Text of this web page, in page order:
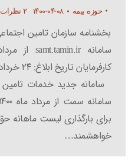
حوزه بیمه ۱۴۰۰-۰۴-۰۸ ۲ نظرات
بخشنامه سازمان تامین
سامانه جدید خدمات تامین
برای بارگذاری لیست ماهانه
خواهشمند…